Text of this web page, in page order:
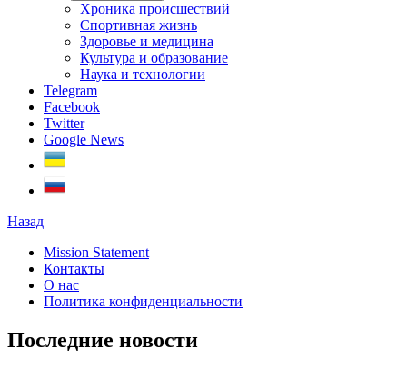
Хроника происшествий
Спортивная жизнь
Здоровье и медицина
Культура и образование
Наука и технологии
Telegram
Facebook
Twitter
Google News
Назад
Mission Statement
Контакты
О нас
Политика конфиденциальности
Последние новости